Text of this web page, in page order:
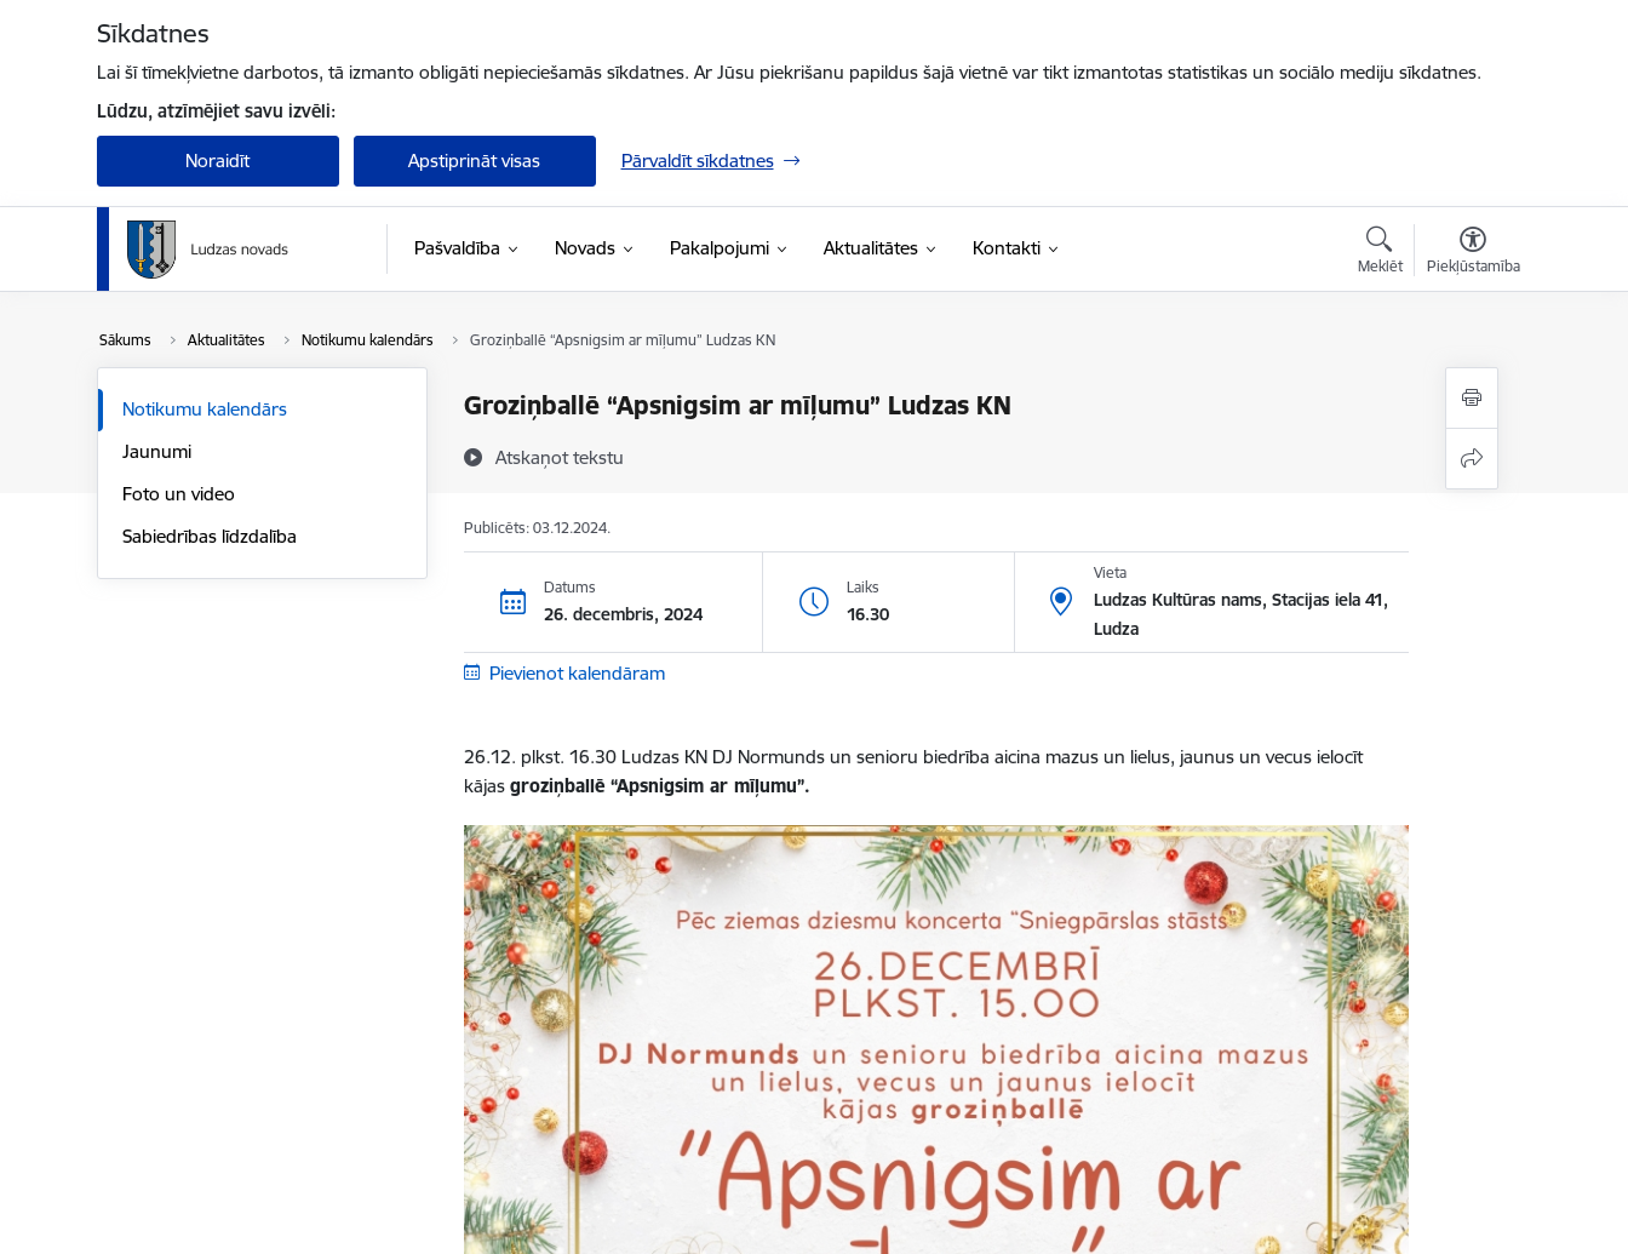
Sīkdatnes
Lai šī tīmekļvietne darbotos, tā izmanto obligāti nepieciešamās sīkdatnes. Ar Jūsu piekrišanu papildus šajā vietnē var tikt izmantotas statistikas un sociālo mediju sīkdatnes.
Lūdzu, atzīmējiet savu izvēli:
Noraidīt Apstiprināt visas Pārvaldīt sīkdatnes
Pašvaldība Novads Pakalpojumi Aktualitātes Kontakti
Meklēt Piekļūstamība
Sākums Aktualitātes Notikumu kalendārs Groziņballē “Apsnigsim ar mīļumu” Ludzas KN
Groziņballē “Apsnigsim ar mīļumu” Ludzas KN
Atskaņot tekstu
Notikumu kalendārs
Jaunumi
Foto un video
Sabiedrības līdzdalība
Publicēts: 03.12.2024.
Datums
26. decembris, 2024
Laiks
16.30
Vieta
Ludzas Kultūras nams, Stacijas iela 41,
Ludza
Pievienot kalendāram
26.12. plkst. 16.30 Ludzas KN DJ Normunds un senioru biedrība aicina mazus un lielus, jaunus un vecus ielocīt
kājasgroziņballē “Apsnigsim ar mīļumu”.